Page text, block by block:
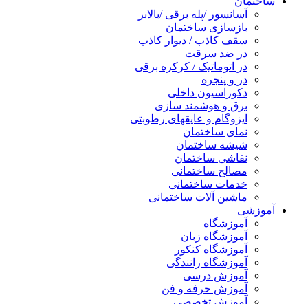
آسانسور /پله برقی /بالابر
بازسازی ساختمان
سقف کاذب / دیوار کاذب
در ضد سرقت
در اتوماتیک / کرکره برقی
در و پنجره
دکوراسیون داخلی
برق و هوشمند سازی
ایزوگام و عایقهای رطوبتی
نمای ساختمان
شیشه ساختمان
نقاشی ساختمان
مصالح ساختمانی
خدمات ساختمانی
ماشین آلات ساختمانی
آموزشی
آموزشگاه
آموزشگاه زبان
آموزشگاه کنکور
آموزشگاه رانندگی
آموزش درسی
آموزش حرفه و فن